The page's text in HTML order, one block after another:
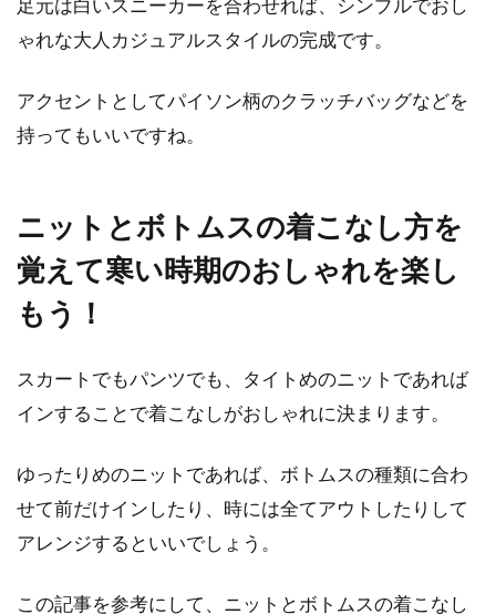
足元は白いスニーカーを合わせれば、シンプルでおし
ゃれな大人カジュアルスタイルの完成です。
アクセントとしてパイソン柄のクラッチバッグなどを
持ってもいいですね。
ニットとボトムスの着こなし方を
覚えて寒い時期のおしゃれを楽し
もう！
スカートでもパンツでも、タイトめのニットであれば
インすることで着こなしがおしゃれに決まります。
ゆったりめのニットであれば、ボトムスの種類に合わ
せて前だけインしたり、時には全てアウトしたりして
アレンジするといいでしょう。
この記事を参考にして、ニットとボトムスの着こなし